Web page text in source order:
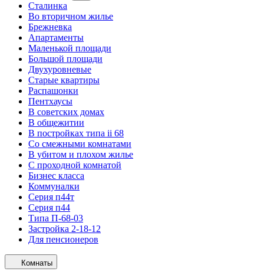
Сталинка
Во вторичном жилье
Брежневка
Апартаменты
Маленькой площади
Большой площади
Двухуровневые
Старые квартиры
Распашонки
Пентхаусы
В советских домах
В общежитии
В постройках типа ii 68
Со смежными комнатами
В убитом и плохом жилье
С проходной комнатой
Бизнес класса
Коммуналки
Серия п44т
Серия п44
Типа П-68-03
Застройка 2-18-12
Для пенсионеров
Комнаты